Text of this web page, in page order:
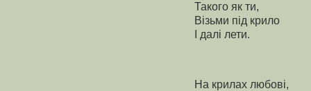
Такого як ти,
Візьми під крило
І далі лети.
На крилах любові,